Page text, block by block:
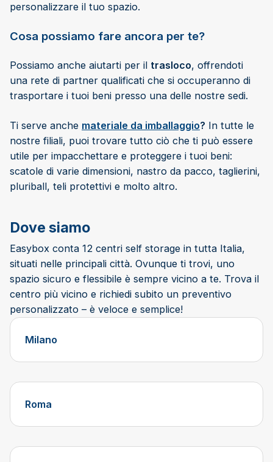
personalizzare il tuo spazio.
Cosa possiamo fare ancora per te?
Possiamo anche aiutarti per il trasloco, offrendoti
una rete di partner qualificati che si occuperanno di
trasportare i tuoi beni presso una delle nostre sedi.
Ti serve anche materiale da imballaggio? In tutte le
nostre filiali, puoi trovare tutto ciò che ti può essere
utile per impacchettare e proteggere i tuoi beni:
scatole di varie dimensioni, nastro da pacco, taglierini,
pluriball, teli protettivi e molto altro.
Dove siamo
Easybox conta 12 centri self storage in tutta Italia,
situati nelle principali città. Ovunque ti trovi, uno
spazio sicuro e flessibile è sempre vicino a te. Trova il
centro più vicino e richiedi subito un preventivo
personalizzato – è veloce e semplice!
Milano
Roma